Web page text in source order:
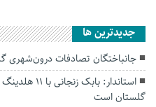
جديدترين ها
جانباختگان تصادفات درون‌شهری گلستان ۱۷ درصد
استاندار:
گلستان است